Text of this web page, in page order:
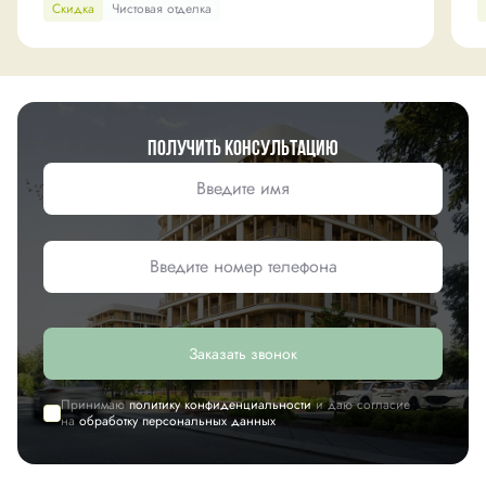
Скидка Чистовая отделка
Получить консультацию
Заказать звонок
Принимаюполитику конфиденциальностии даю согласие
наобработку персональных данных